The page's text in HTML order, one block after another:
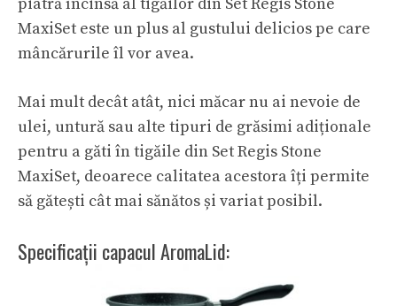
MaxiSet este un plus al gustului delicios pe care
mâncărurile îl vor avea.
Mai mult decât atât, nici măcar nu ai nevoie de
ulei, untură sau alte tipuri de grăsimi adiționale
pentru a găti în tigăile din Set Regis Stone
MaxiSet, deoarece calitatea acestora îți permite
să gătești cât mai sănătos și variat posibil.
Specificații capacul AromaLid: